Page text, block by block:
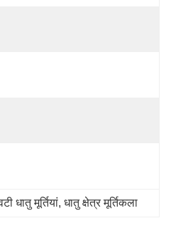
धातु मूर्तियां, धातु क्षेत्र मूर्तिकला